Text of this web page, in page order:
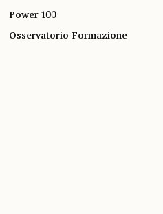
Power 100
Osservatorio Formazione